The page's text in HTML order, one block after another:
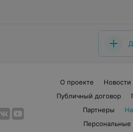
О проекте Новости
Публичный договор
Партнеры
Персональные